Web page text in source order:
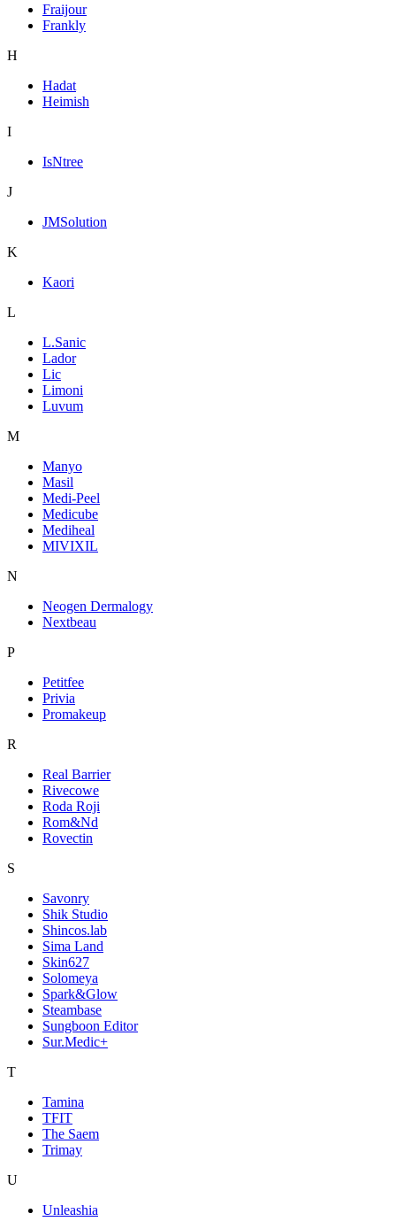
Fraijour
Frankly
H
Hadat
Heimish
I
IsNtree
J
JMSolution
K
Kaori
L
L.Sanic
Lador
Lic
Limoni
Luvum
M
Manyo
Masil
Medi-Peel
Medicube
Mediheal
MIVIXIL
N
Neogen Dermalogy
Nextbeau
P
Petitfee
Privia
Promakeup
R
Real Barrier
Rivecowe
Roda Roji
Rom&Nd
Rovectin
S
Savonry
Shik Studio
Shincos.lab
Sima Land
Skin627
Solomeya
Spark&Glow
Steambase
Sungboon Editor
Sur.Medic+
T
Tamina
TFIT
The Saem
Trimay
U
Unleashia